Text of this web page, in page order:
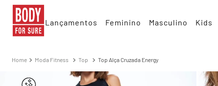
Lançamentos Feminino Masculino Kids
Moda Fitness Top Top Alça Cruzada Energy